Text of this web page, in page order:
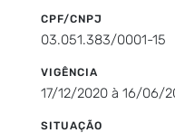
CPF/CNPJ
03.051.383/0001-15
VIGÊNCIA
17/12/2020 à 16/06/
SITUAÇÃO